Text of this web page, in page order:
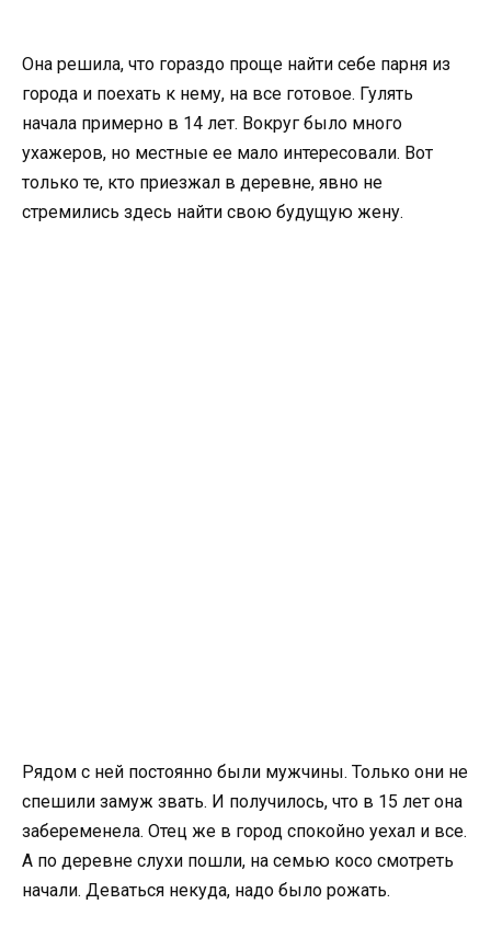
Она решила, что гораздо проще найти себе парня из
города и поехать к нему, на все готовое. Гулять
начала примерно в 14 лет. Вокруг было много
ухажеров, но местные ее мало интересовали. Вот
только те, кто приезжал в деревне, явно не
стремились здесь найти свою будущую жену.
Рядом с ней постоянно были мужчины. Только они не
спешили замуж звать. И получилось, что в 15 лет она
забеременела. Отец же в город спокойно уехал и все.
А по деревне слухи пошли, на семью косо смотреть
начали. Деваться некуда, надо было рожать.